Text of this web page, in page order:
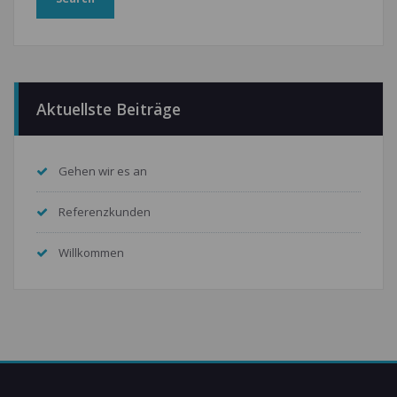
Aktuellste Beiträge
Gehen wir es an
Referenzkunden
Willkommen